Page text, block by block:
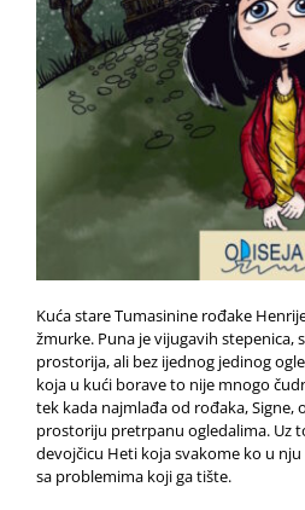
Kuća stare Tumasinine rođake
žmurke. Puna je vijugavih stepenica,
prostorija, ali bez ijednog jedinog
koja u kući borave to nije mnogo
tek kada najmlađa od rođaka, Signe,
prostoriju pretrpanu ogledalima. Uz
devojčicu Heti koja svakome ko u
sa problemima koji ga tište.